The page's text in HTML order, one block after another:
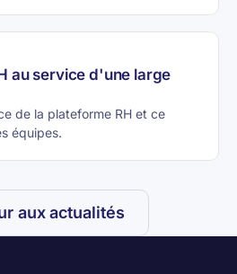
au service d'une large
de la plateforme RH et ce
équipes.
aux actualités